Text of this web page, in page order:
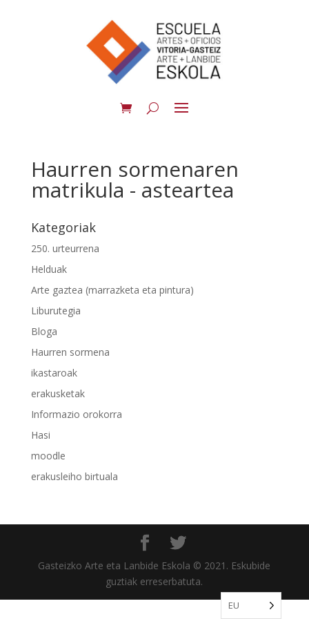
Haurren sormenaren
matrikula - asteartea
Kategoriak
250. urteurrena
Helduak
Arte gaztea (marrazketa eta pintura)
Liburutegia
Bloga
Haurren sormena
ikastaroak
erakusketak
Informazio orokorra
Hasi
moodle
erakusleiho birtuala
Gasteizko Arte eta Lanbide Eskola © 2021. Eskubide
guztiak erreserbatuta.
EU